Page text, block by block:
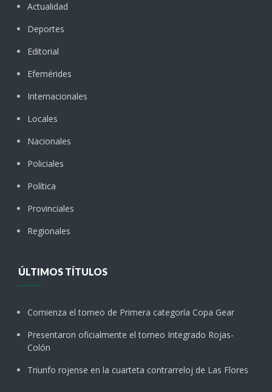
Actualidad
Deportes
Editorial
Efemérides
Internacionales
Locales
Nacionales
Policiales
Política
Provinciales
Regionales
ÚLTIMOS TÍTULOS
Comienza el torneo de Primera categoría Copa Gear
Presentaron oficialmente el torneo Integrado Rojas-
Colón
Triunfo rojense en la cuarteta contrarreloj de Las Flores